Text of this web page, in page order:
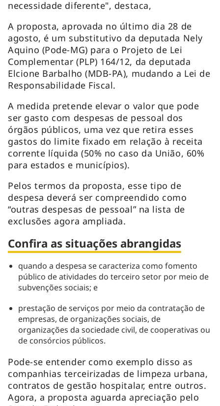
necessidade diferente", destaca,
A proposta, aprovada no último dia 28 de
agosto, é um substitutivo da deputada Nely
Aquino (Pode-MG) para o Projeto de Lei
Complementar (PLP) 164/12, da deputada
Elcione Barbalho (MDB-PA), mudando a Lei de
Responsabilidade Fiscal.
A medida pretende elevar o valor que pode
ser gasto com despesas de pessoal dos
órgãos públicos, uma vez que retira esses
gastos do limite fixado em relação à receita
corrente líquida (50% no caso da União, 60%
para estados e municípios).
Pelos termos da proposta, esse tipo de
despesa deverá ser compreendido como
“outras despesas de pessoal” na lista de
exclusões agora ampliada.
Confira as situações abrangidas
quando a despesa se caracteriza como fomento
público de atividades do terceiro setor por meio de
subvenções sociais; e
prestação de serviços por meio da contratação de
empresas, de organizações sociais, de
organizações da sociedade civil, de cooperativas ou
de consórcios públicos.
Pode-se entender como exemplo disso as
companhias terceirizadas de limpeza urbana,
contratos de gestão hospitalar, entre outros.
Agora, a proposta aguarda apreciação pelo